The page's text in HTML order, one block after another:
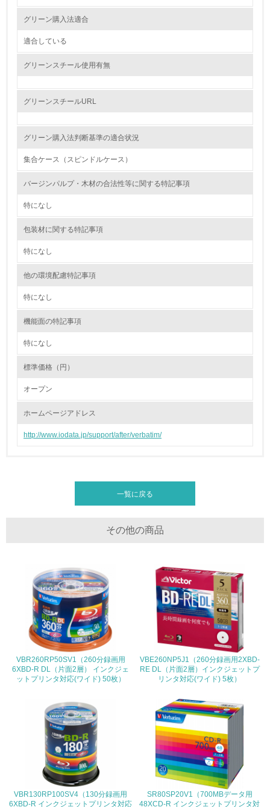
環境問題に関する従業員教育を行っている
自社に関係する主要な環境法規制を把握し、順守している
かしている
6.
従業員が環境方針に基づいて自分の業務の中で行うべき環
→ 導入している規格名
第三者認証を取得している
2.環境への取り組み
油、ガス）の使用量削減の取り組みを行っている
<L2> 資源とエネルギーの使用量の把握をし、具体的な削
<L1> 環境配慮型製品・サービスの製造・販売を積極的に
行っている
<L2> 環境配慮型製品・サービスの製造・販売状況を把握
し、具体的な販売目標や計画を立てている
グリーン購入
<L1> グリーン購入の取り組み方針を有し、グリーン購入
を行っている
<L2> 購入している製品・サービスの量と種類を把握し、
具体的な目標や計画を立てている
グリーン購入法適合
適合している
グリーンスチール使用有無
グリーンスチールURL
グリーン購入法判断基準の適合状況
集合ケース（スピンドルケース）
バージンパルプ・木材の合法性等に関する特記事項
特になし
包装材に関する特記事項
特になし
他の環境配慮特記事項
特になし
機能面の特記事項
特になし
標準価格（円）
オープン
ホームページアドレス
http://www.iodata.jp/support/after/verbatim/
一覧に戻る
その他の商品
VBR260RP50SV1（260分録画用
6XBD-R DL（片面2層） インクジェ
ットプリンタ対応(ワイド) 50枚）
VBE260NP5J1（260分録画用2XBD-
RE DL（片面2層）インクジェットプ
リンタ対応(ワイド) 5枚）
VBR130RP100SV4（130分録画用
6XBD-R インクジェットプリンタ対応
SR80SP20V1（700MBデータ用
48XCD-R インクジェットプリンタ対